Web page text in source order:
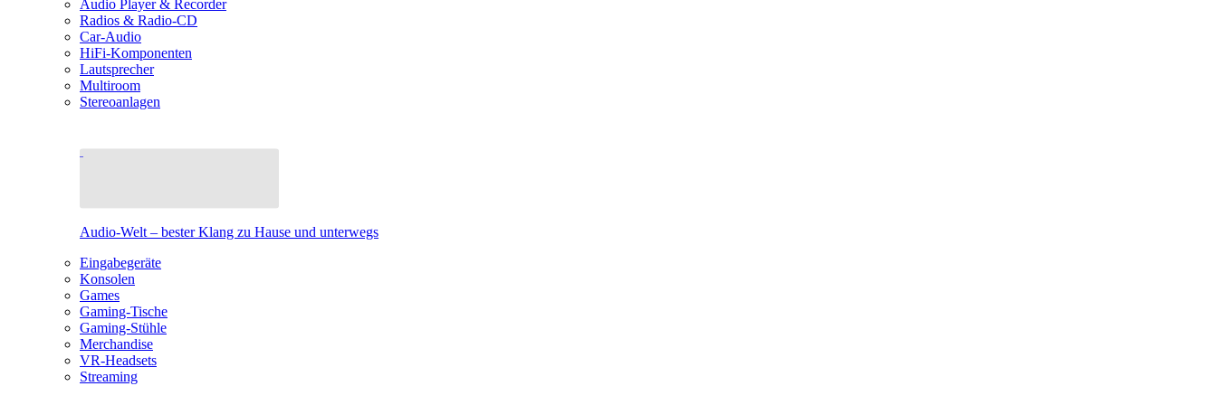
Audio Player & Recorder
Radios & Radio-CD
Car-Audio
HiFi-Komponenten
Lautsprecher
Multiroom
Stereoanlagen
Audio-Welt – bester Klang zu Hause und unterwegs
Eingabegeräte
Konsolen
Games
Gaming-Tische
Gaming-Stühle
Merchandise
VR-Headsets
Streaming